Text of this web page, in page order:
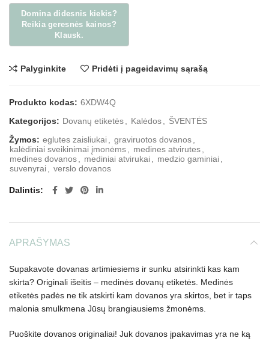
Palyginkite Pridėti į pageidavimų sąrašą
Produkto kodas: 6XDW4Q
Kategorijos: Dovanų etiketės Kalėdos
ŠVENTĖS
Žymos: eglutes zaisliukai graviruotos dovanos
kalėdiniai sveikinimai įmonėms
medines atvirutes
medines dovanos
mediniai atvirukai medzio gaminiai
suvenyrai
verslo dovanos
Dalintis
APRAŠYMAS
Supakavote dovanas artimiesiems ir sunku atsirinkti kas kam
skirta? Originali išeitis – medinės dovanų etiketės. Medinės
etiketės padės ne tik atskirti kam dovanos yra skirtos, bet ir taps
malonia smulkmena Jūsų brangiausiems žmonėms.
Puoškite dovanos originaliai! Juk dovanos įpakavimas yra ne ką